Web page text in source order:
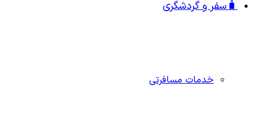
🧳سفر و گردشگری
خدمات مسافرتی